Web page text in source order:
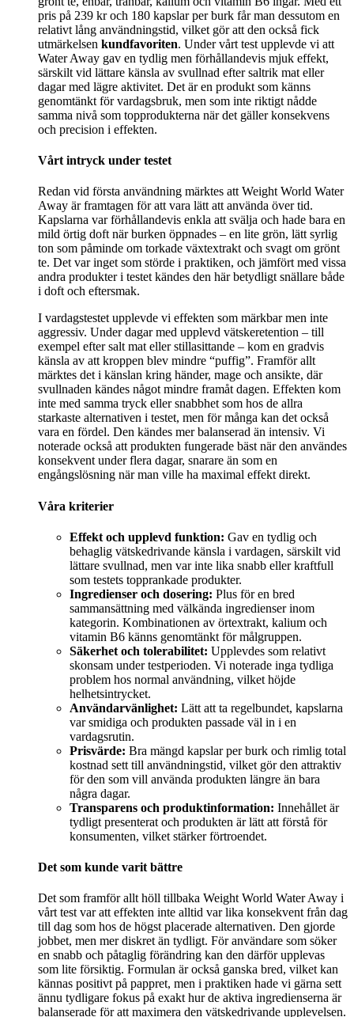
pris på 239 kr och 180 kapslar per burk får man dessutom en
relativt lång användningstid, vilket gör att den också fick
utmärkelsen kundfavoriten. Under vårt test upplevde vi att
Water Away gav en tydlig men förhållandevis mjuk effekt,
särskilt vid lättare känsla av svullnad efter saltrik mat eller
dagar med lägre aktivitet. Det är en produkt som känns
genomtänkt för vardagsbruk, men som inte riktigt nådde
samma nivå som topprodukterna när det gäller konsekvens
och precision i effekten.
Vårt intryck under testet
Redan vid första användning märktes att Weight World Water
Away är framtagen för att vara lätt att använda över tid.
Kapslarna var förhållandevis enkla att svälja och hade bara en
mild örtig doft när burken öppnades – en lite grön, lätt syrlig
ton som påminde om torkade växtextrakt och svagt om grönt
te. Det var inget som störde i praktiken, och jämfört med vissa
andra produkter i testet kändes den här betydligt snällare både
i doft och eftersmak.
I vardagstestet upplevde vi effekten som märkbar men inte
aggressiv. Under dagar med upplevd vätskeretention – till
exempel efter salt mat eller stillasittande – kom en gradvis
känsla av att kroppen blev mindre “puffig”. Framför allt
märktes det i känslan kring händer, mage och ansikte, där
svullnaden kändes något mindre framåt dagen. Effekten kom
inte med samma tryck eller snabbhet som hos de allra
starkaste alternativen i testet, men för många kan det också
vara en fördel. Den kändes mer balanserad än intensiv. Vi
noterade också att produkten fungerade bäst när den användes
konsekvent under flera dagar, snarare än som en
engångslösning när man ville ha maximal effekt direkt.
Våra kriterier
Effekt och upplevd funktion: Gav en tydlig och
behaglig vätskedrivande känsla i vardagen, särskilt vid
lättare svullnad, men var inte lika snabb eller kraftfull
som testets topprankade produkter.
Ingredienser och dosering: Plus för en bred
sammansättning med välkända ingredienser inom
kategorin. Kombinationen av örtextrakt, kalium och
vitamin B6 känns genomtänkt för målgruppen.
Säkerhet och tolerabilitet: Upplevdes som relativt
skonsam under testperioden. Vi noterade inga tydliga
problem hos normal användning, vilket höjde
helhetsintrycket.
Användarvänlighet: Lätt att ta regelbundet, kapslarna
var smidiga och produkten passade väl in i en
vardagsrutin.
Prisvärde: Bra mängd kapslar per burk och rimlig total
kostnad sett till användningstid, vilket gör den attraktiv
för den som vill använda produkten längre än bara
några dagar.
Transparens och produktinformation: Innehållet är
tydligt presenterat och produkten är lätt att förstå för
konsumenten, vilket stärker förtroendet.
Det som kunde varit bättre
Det som framför allt höll tillbaka Weight World Water Away i
vårt test var att effekten inte alltid var lika konsekvent från dag
till dag som hos de högst placerade alternativen. Den gjorde
jobbet, men mer diskret än tydligt. För användare som söker
en snabb och påtaglig förändring kan den därför upplevas
som lite försiktig. Formulan är också ganska bred, vilket kan
kännas positivt på pappret, men i praktiken hade vi gärna sett
ännu tydligare fokus på exakt hur de aktiva ingredienserna är
balanserade för att maximera den vätskedrivande upplevelsen.